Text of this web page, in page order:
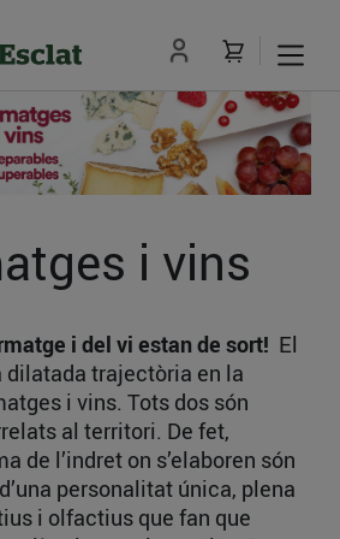
i vins
i del vi estan de sort! El
dilatada trajectòria en la
i vins. Tots dos són
al territori. De fet,
de l’indret on s’elaboren són
personalitat única, plena
i olfactius que fan que